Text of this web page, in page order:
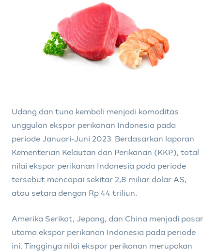
Udang dan tuna kembali menjadi komoditas
unggulan ekspor perikanan Indonesia pada
periode Januari-Juni 2023. Berdasarkan laporan
Kementerian Kelautan dan Perikanan (KKP), total
nilai ekspor perikanan Indonesia pada periode
tersebut mencapai sekitar 2,8 miliar dolar AS,
atau setara dengan Rp 44 triliun.
Amerika Serikat, Jepang, dan China menjadi pasar
utama ekspor perikanan Indonesia pada periode
ini. Tingginya nilai ekspor perikanan merupakan